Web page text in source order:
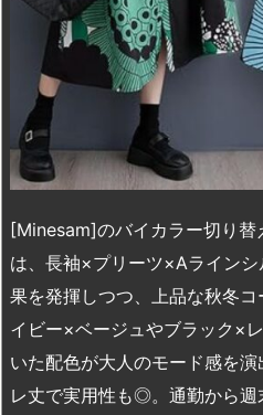
[Minesam]のバイカラー切り替
は、長袖×プリーツ×Aライン
果を発揮しつつ、上品な秋冬
イビー×ベージュやブラック×
いた配色が大人のモード感を
レ丈で実用性も◎。通勤から